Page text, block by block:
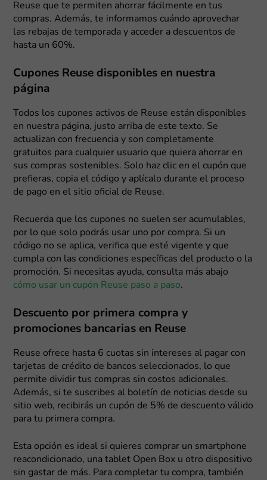
Reuse que te permiten ahorrar fácilmente en tus
compras. Además, te informamos cuándo aprovechar
las rebajas de temporada y acceder a descuentos de
hasta un 60%.
Cupones Reuse disponibles en nuestra
página
Todos los cupones activos de Reuse están disponibles
en nuestra página, justo arriba de este texto. Se
actualizan con frecuencia y son completamente
gratuitos para cualquier usuario que quiera ahorrar en
sus compras sostenibles. Solo haz clic en el cupón que
prefieras, copia el código y aplícalo durante el proceso
de pago en el sitio oficial de Reuse.
Recuerda que los cupones no suelen ser acumulables,
por lo que solo podrás usar uno por compra. Si un
código no se aplica, verifica que esté vigente y que
cumpla con las condiciones específicas del producto o la
promoción. Si necesitas ayuda, consulta más abajo
cómo usar un cupón Reuse paso a paso.
Descuento por primera compra y
promociones bancarias en Reuse
Reuse ofrece hasta 6 cuotas sin intereses al pagar con
tarjetas de crédito de bancos seleccionados, lo que
permite dividir tus compras sin costos adicionales.
Además, si te suscribes al boletín de noticias desde su
sitio web, recibirás un cupón de 5% de descuento válido
para tu primera compra.
Esta opción es ideal si quieres comprar un smartphone
reacondicionado, una tablet Open Box u otro dispositivo
sin gastar de más. Para completar tu compra, también